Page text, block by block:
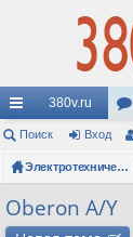
с
ы
лк
380v.ru
ор
ум
ы
Поиск Вход
Электротехнические форумы
Oberon A/Y